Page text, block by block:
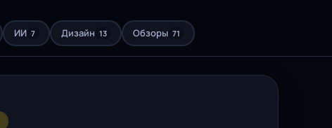
ИИ 7 Дизайн 13 Обзоры 71